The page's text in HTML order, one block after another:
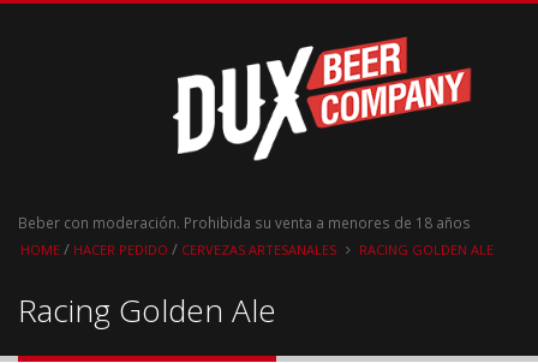
Beber con moderación. Prohibida su venta a menores de 18 años
HOME / HACER PEDIDO / CERVEZAS ARTESANALES RACING GOLDEN ALE
Racing Golden Ale